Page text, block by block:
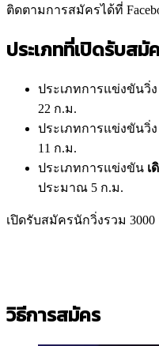
ติดตามการสมัครได้ที่
ประเภทที่เปิดรับสมั
ประเภทการแข่งขันวิ่ง
22 ก.ม.
ประเภทการแข่งขันวิ่ง
11 ก.ม.
ประเภทการแข่งขัน เ
ประมาณ 5 ก.ม.
เปิดรับสมัครนักวิ่งรวม
วิธีการสมัคร